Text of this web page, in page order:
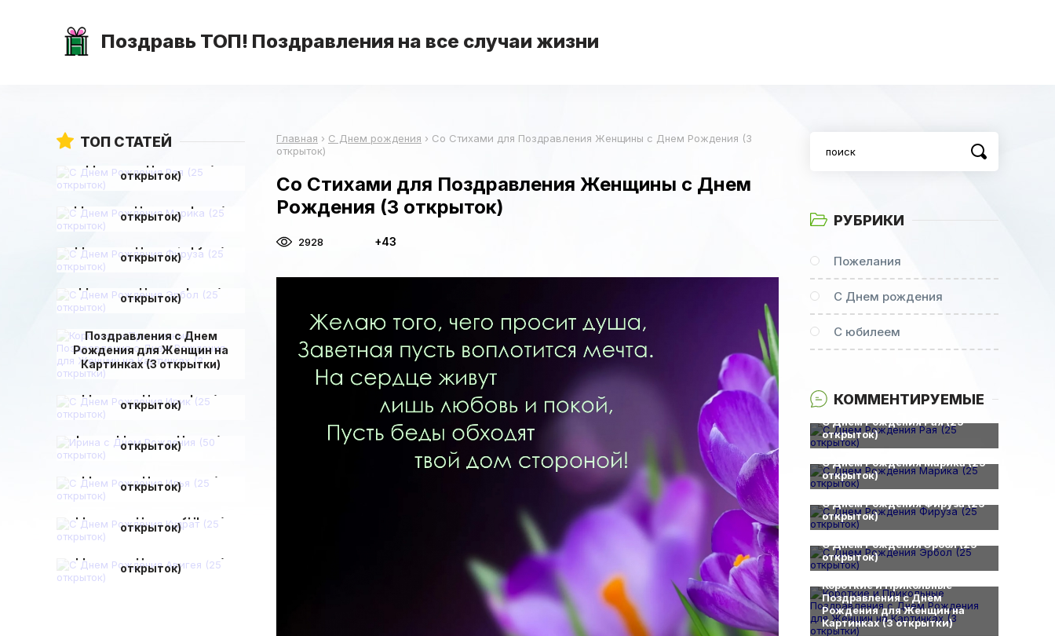
Поздравь ТОП! Поздравления на все случаи жизни
Главная › С Днем рождения › Со Стихами для Поздравления Женщины с Днем Рождения (3
открыток)
Со Стихами для Поздравления Женщины с Днем
Рождения (3 открыток)
2928 +43
ТОП СТАТЕЙ
открыток)
открыток)
открыток)
открыток)
Поздравления с Днем
Рождения для Женщин на
Картинках (3 открытки)
открыток)
открыток)
открыток)
открыток)
открыток)
РУБРИКИ
Пожелания
С Днем рождения
С юбилеем
КОММЕНТИРУЕМЫЕ
С Днем Рождения Рая (25
открыток)
0
С Днем Рождения Марика (25
открыток)
С Днем Рождения Фируза (25
открыток)
С Днем Рождения Эрбол (25
открыток)
Короткие и Прикольные
Поздравления с Днем
Рождения для Женщин на
Картинках (3 открытки)